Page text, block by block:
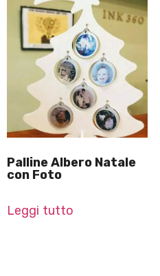
Palline Albero Natale
con Foto
Leggi tutto